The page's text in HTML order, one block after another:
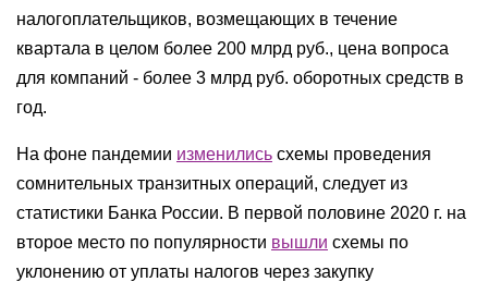
налогоплательщиков, возмещающих в течение
квартала в целом более 200 млрд руб., цена вопроса
для компаний - более 3 млрд руб. оборотных средств в
год.
На фоне пандемии изменились схемы проведения
сомнительных транзитных операций, следует из
статистики Банка России. В первой половине 2020 г. на
второе место по популярности вышли схемы по
уклонению от уплаты налогов через закупку